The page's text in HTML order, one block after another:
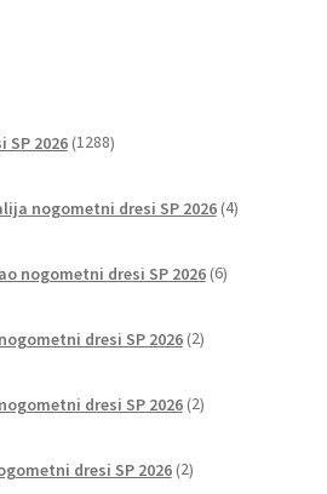
SP 2026 1288izdelkov
nogometni dresi SP 2026 4izdelki
nogometni dresi SP 2026 6izdelkov
dresi SP 2026 2izdelka
dresi SP 2026 2izdelka
dresi SP 2026 2izdelka